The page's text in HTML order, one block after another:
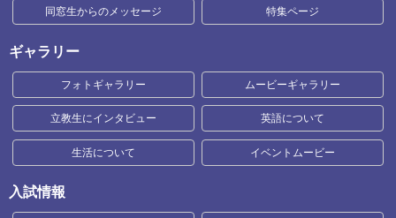
同窓生からのメッセージ 特集ページ
ギャラリー
フォトギャラリー ムービーギャラリー
立教生にインタビュー 英語について
生活について イベントムービー
入試情報